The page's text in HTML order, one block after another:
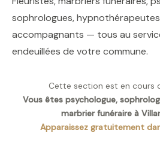
sophrologues,
accompagnants — tous au
endeuillées de votre commune.
Cette section est en cours
Vous êtes psychologue,
marbrier funéraire à
Apparaissez gratuitement